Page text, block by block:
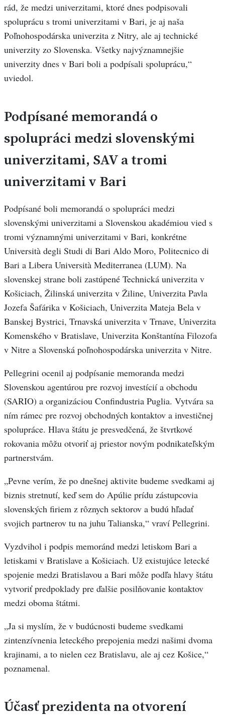
rád, že medzi univerzitami, ktoré dnes podpisovali
spoluprácu s tromi univerzitami v Bari, je aj naša
Poľnohospodárska univerzita z Nitry, ale aj technické
univerzity zo Slovenska. Všetky najvýznamnejšie
univerzity dnes v Bari boli a podpísali spoluprácu,“
uviedol.
Podpísané memorandá o
spolupráci medzi slovenskými
univerzitami, SAV a tromi
univerzitami v Bari
Podpísané boli memorandá o spolupráci medzi
slovenskými univerzitami a Slovenskou akadémiou vied s
tromi významnými univerzitami v Bari, konkrétne
Università degli Studi di Bari Aldo Moro, Politecnico di
Bari a Libera Università Mediterranea (LUM). Na
slovenskej strane boli zastúpené Technická univerzita v
Košiciach, Žilinská univerzita v Žiline, Univerzita Pavla
Jozefa Šafárika v Košiciach, Univerzita Mateja Bela v
Banskej Bystrici, Trnavská univerzita v Trnave, Univerzita
Komenského v Bratislave, Univerzita Konštantína Filozofa
v Nitre a Slovenská poľnohospodárska univerzita v Nitre.
Pellegrini ocenil aj podpísanie memoranda medzi
Slovenskou agentúrou pre rozvoj investícií a obchodu
(SARIO) a organizáciou Confindustria Puglia. Vytvára sa
ním rámec pre rozvoj obchodných kontaktov a investičnej
spolupráce. Hlava štátu je presvedčená, že štvrtkové
rokovania môžu otvoriť aj priestor novým podnikateľským
partnerstvám.
„Pevne verím, že po dnešnej aktivite budeme svedkami aj
biznis stretnutí, keď sem do Apúlie prídu zástupcovia
slovenských firiem z rôznych sektorov a budú hľadať
svojich partnerov tu na juhu Talianska,“ vraví Pellegrini.
Vyzdvihol i podpis memoránd medzi letiskom Bari a
letiskami v Bratislave a Košiciach. Už existujúce letecké
spojenie medzi Bratislavou a Bari môže podľa hlavy štátu
vytvoriť predpoklady pre ďalšie posilňovanie kontaktov
medzi oboma štátmi.
„Ja si myslím, že v budúcnosti budeme svedkami
zintenzívnenia leteckého prepojenia medzi našimi dvoma
krajinami, a to nielen cez Bratislavu, ale aj cez Košice,“
poznamenal.
Účasť prezidenta na otvorení